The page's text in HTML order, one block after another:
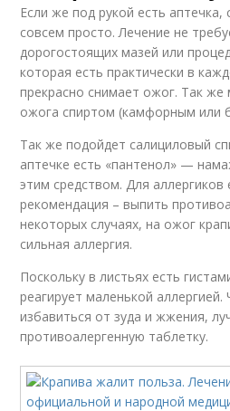
Если же под рукой есть
совсем просто. Лечение не
дорогостоящих мазей или
которая есть практически в
прекрасно снимает ожог. Так
ожога спиртом (камфорным или
Так же подойдет салициловый
аптечке есть «пантенол» —
этим средством. Для аллергиков
рекомендация – выпить
некоторых случаях, на ожог
сильная аллергия.
Поскольку в листьях есть
реагирует маленькой
избавиться от зуда и жжения,
противоалергенную таблетку.